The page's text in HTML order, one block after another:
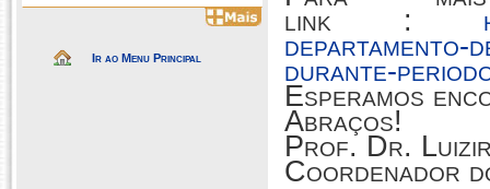
Ir ao Menu Principal
link :
durante-
Esperamos
Abraços!
Prof. Dr.
Coordenador